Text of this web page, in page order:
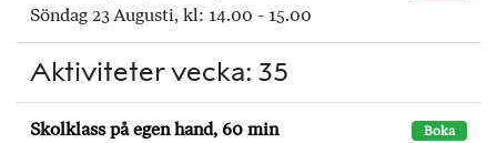
Söndag 23 Augusti, kl: 14.00 - 15.00
Aktiviteter vecka: 35
Skolklass på egen hand, 60 min Boka